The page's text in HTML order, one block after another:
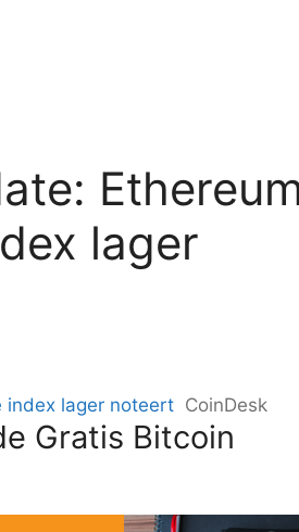
lager
index lager noteert CoinDesk
Gratis Bitcoin